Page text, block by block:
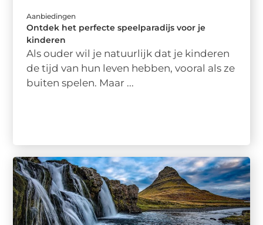
Aanbiedingen
Ontdek het perfecte speelparadijs voor je
kinderen
Als ouder wil je natuurlijk dat je kinderen
de tijd van hun leven hebben, vooral als ze
buiten spelen. Maar ...